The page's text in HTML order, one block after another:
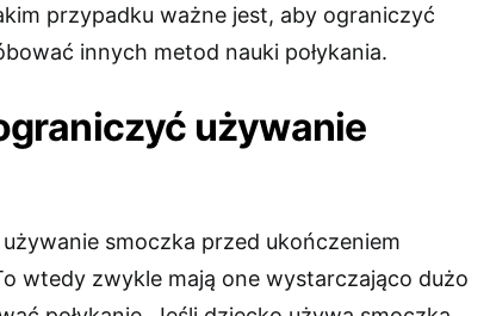
przypadku ważne jest, aby ograniczyć
innych metod nauki połykania.
używanie
smoczka przed ukończeniem
wtedy zwykle mają one wystarczająco dużo